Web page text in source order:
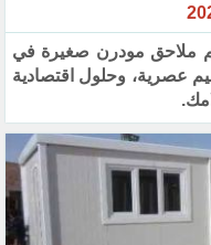
ملاحق مودرن صغيرة في
عصرية، وحلول اقتصادية